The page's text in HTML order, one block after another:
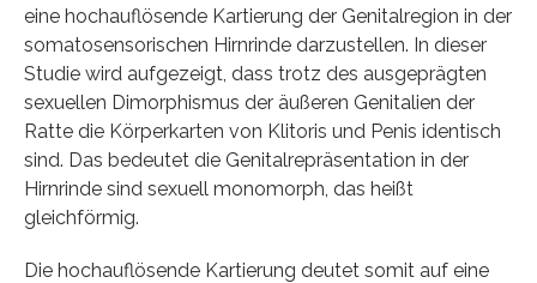
eine hochauflösende Kartierung der Genitalregion in der
somatosensorischen Hirnrinde darzustellen. In dieser
Studie wird aufgezeigt, dass trotz des ausgeprägten
sexuellen Dimorphismus der äußeren Genitalien der
Ratte die Körperkarten von Klitoris und Penis identisch
sind. Das bedeutet die Genitalrepräsentation in der
Hirnrinde sind sexuell monomorph, das heißt
gleichförmig.
Die hochauflösende Kartierung deutet somit auf eine